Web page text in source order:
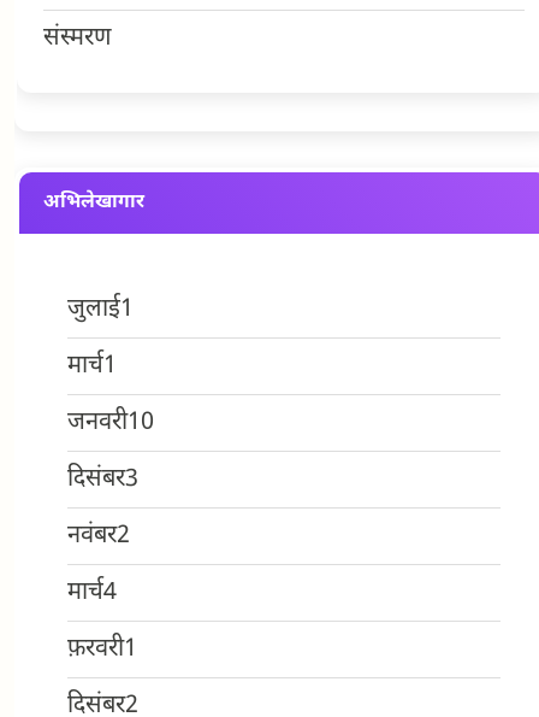
संस्मरण
अभिलेखागार
जुलाई1
मार्च1
जनवरी10
दिसंबर3
नवंबर2
मार्च4
फ़रवरी1
दिसंबर2